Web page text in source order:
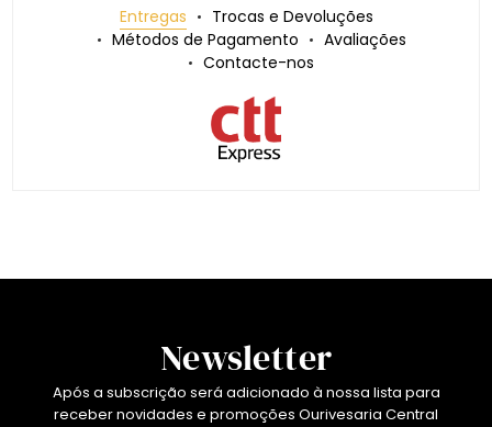
Entregas
Trocas e Devoluções
Métodos de Pagamento
Avaliações
Contacte-nos
Newsletter
Após a subscrição será adicionado à nossa lista para
receber novidades e promoções Ourivesaria Central